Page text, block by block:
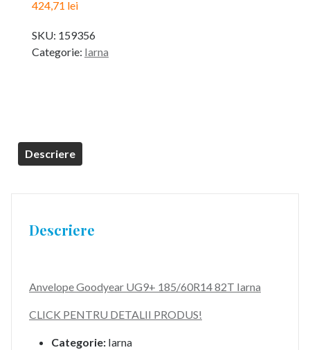
424,71 lei
SKU: 159356
Categorie: Iarna
Descriere
Descriere
Anvelope Goodyear UG9+ 185/60R14 82T Iarna
CLICK PENTRU DETALII PRODUS!
Categorie: Iarna